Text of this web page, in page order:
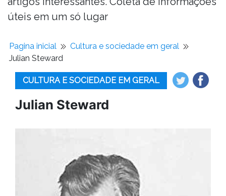
úteis em um só lugar
Pagina inicial
Cultura e sociedade em geral
Julian Steward
CULTURA E SOCIEDADE EM GERAL
Julian Steward